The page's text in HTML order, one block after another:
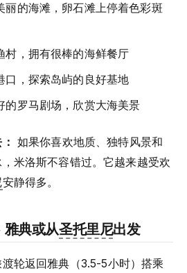
丽的海滩，卵石滩上停着色彩斑
村，拥有很棒的海鲜餐厅
口，探索岛屿的良好基地
的罗马剧场，欣赏大海美景
如果你喜欢地质、独特风景和
米洛斯不容错过。它越来越受欢
安静得多。
典或从圣托里尼出发
轮返回雅典（3.5-5小时）搭乘